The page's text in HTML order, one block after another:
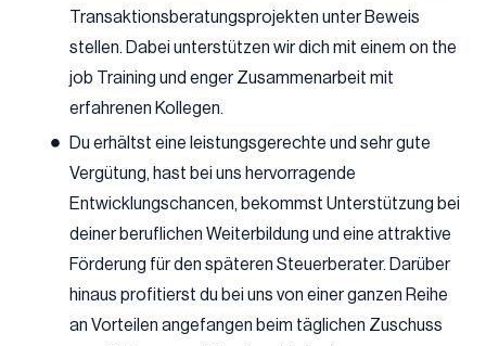
Transaktionsberatungsprojekten unter Beweis
stellen. Dabei unterstützen wir dich mit einem on the
job Training und enger Zusammenarbeit mit
erfahrenen Kollegen.
Du erhältst eine leistungsgerechte und sehr gute
Vergütung, hast bei uns hervorragende
Entwicklungschancen, bekommst Unterstützung bei
deiner beruflichen Weiterbildung und eine attraktive
Förderung für den späteren Steuerberater. Darüber
hinaus profitierst du bei uns von einer ganzen Reihe
an Vorteilen angefangen beim täglichen Zuschuss